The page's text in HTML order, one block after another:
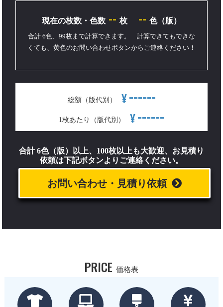
現在の枚数・色数 -- 枚 -- 色（版）
合計 6色、99枚まで計算できます。 計算できてもできな
くても、黄色のお問い合わせボタンからご連絡ください！
総額（版代別） ¥ ------
1枚あたり（版代別） ¥------
合計 6色（版）以上、100枚以上も大歓迎、お見積り
依頼は下記ボタンよりご連絡ください。
お問い合わせ・見積り依頼
PRICE 価格表